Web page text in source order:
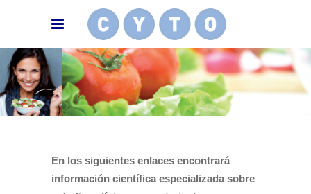
En los siguientes enlaces encontrará
información científica especializada sobre